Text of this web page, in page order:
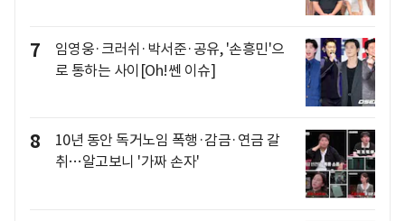
7
임영웅·크러쉬·박서준·공유, '손흥민'으
로 통하는 사이[Oh!쎈 이슈]
8
10년 동안 독거노임 폭행·감금·연금 갈
취…알고보니 '가짜 손자'